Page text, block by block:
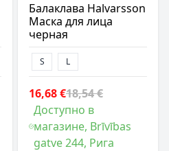
Балаклава Halvarsson
Маска для лица
черная
S L
16,68 €18,54 €
Доступно в
магазине, Brīvības
gatve 244, Рига